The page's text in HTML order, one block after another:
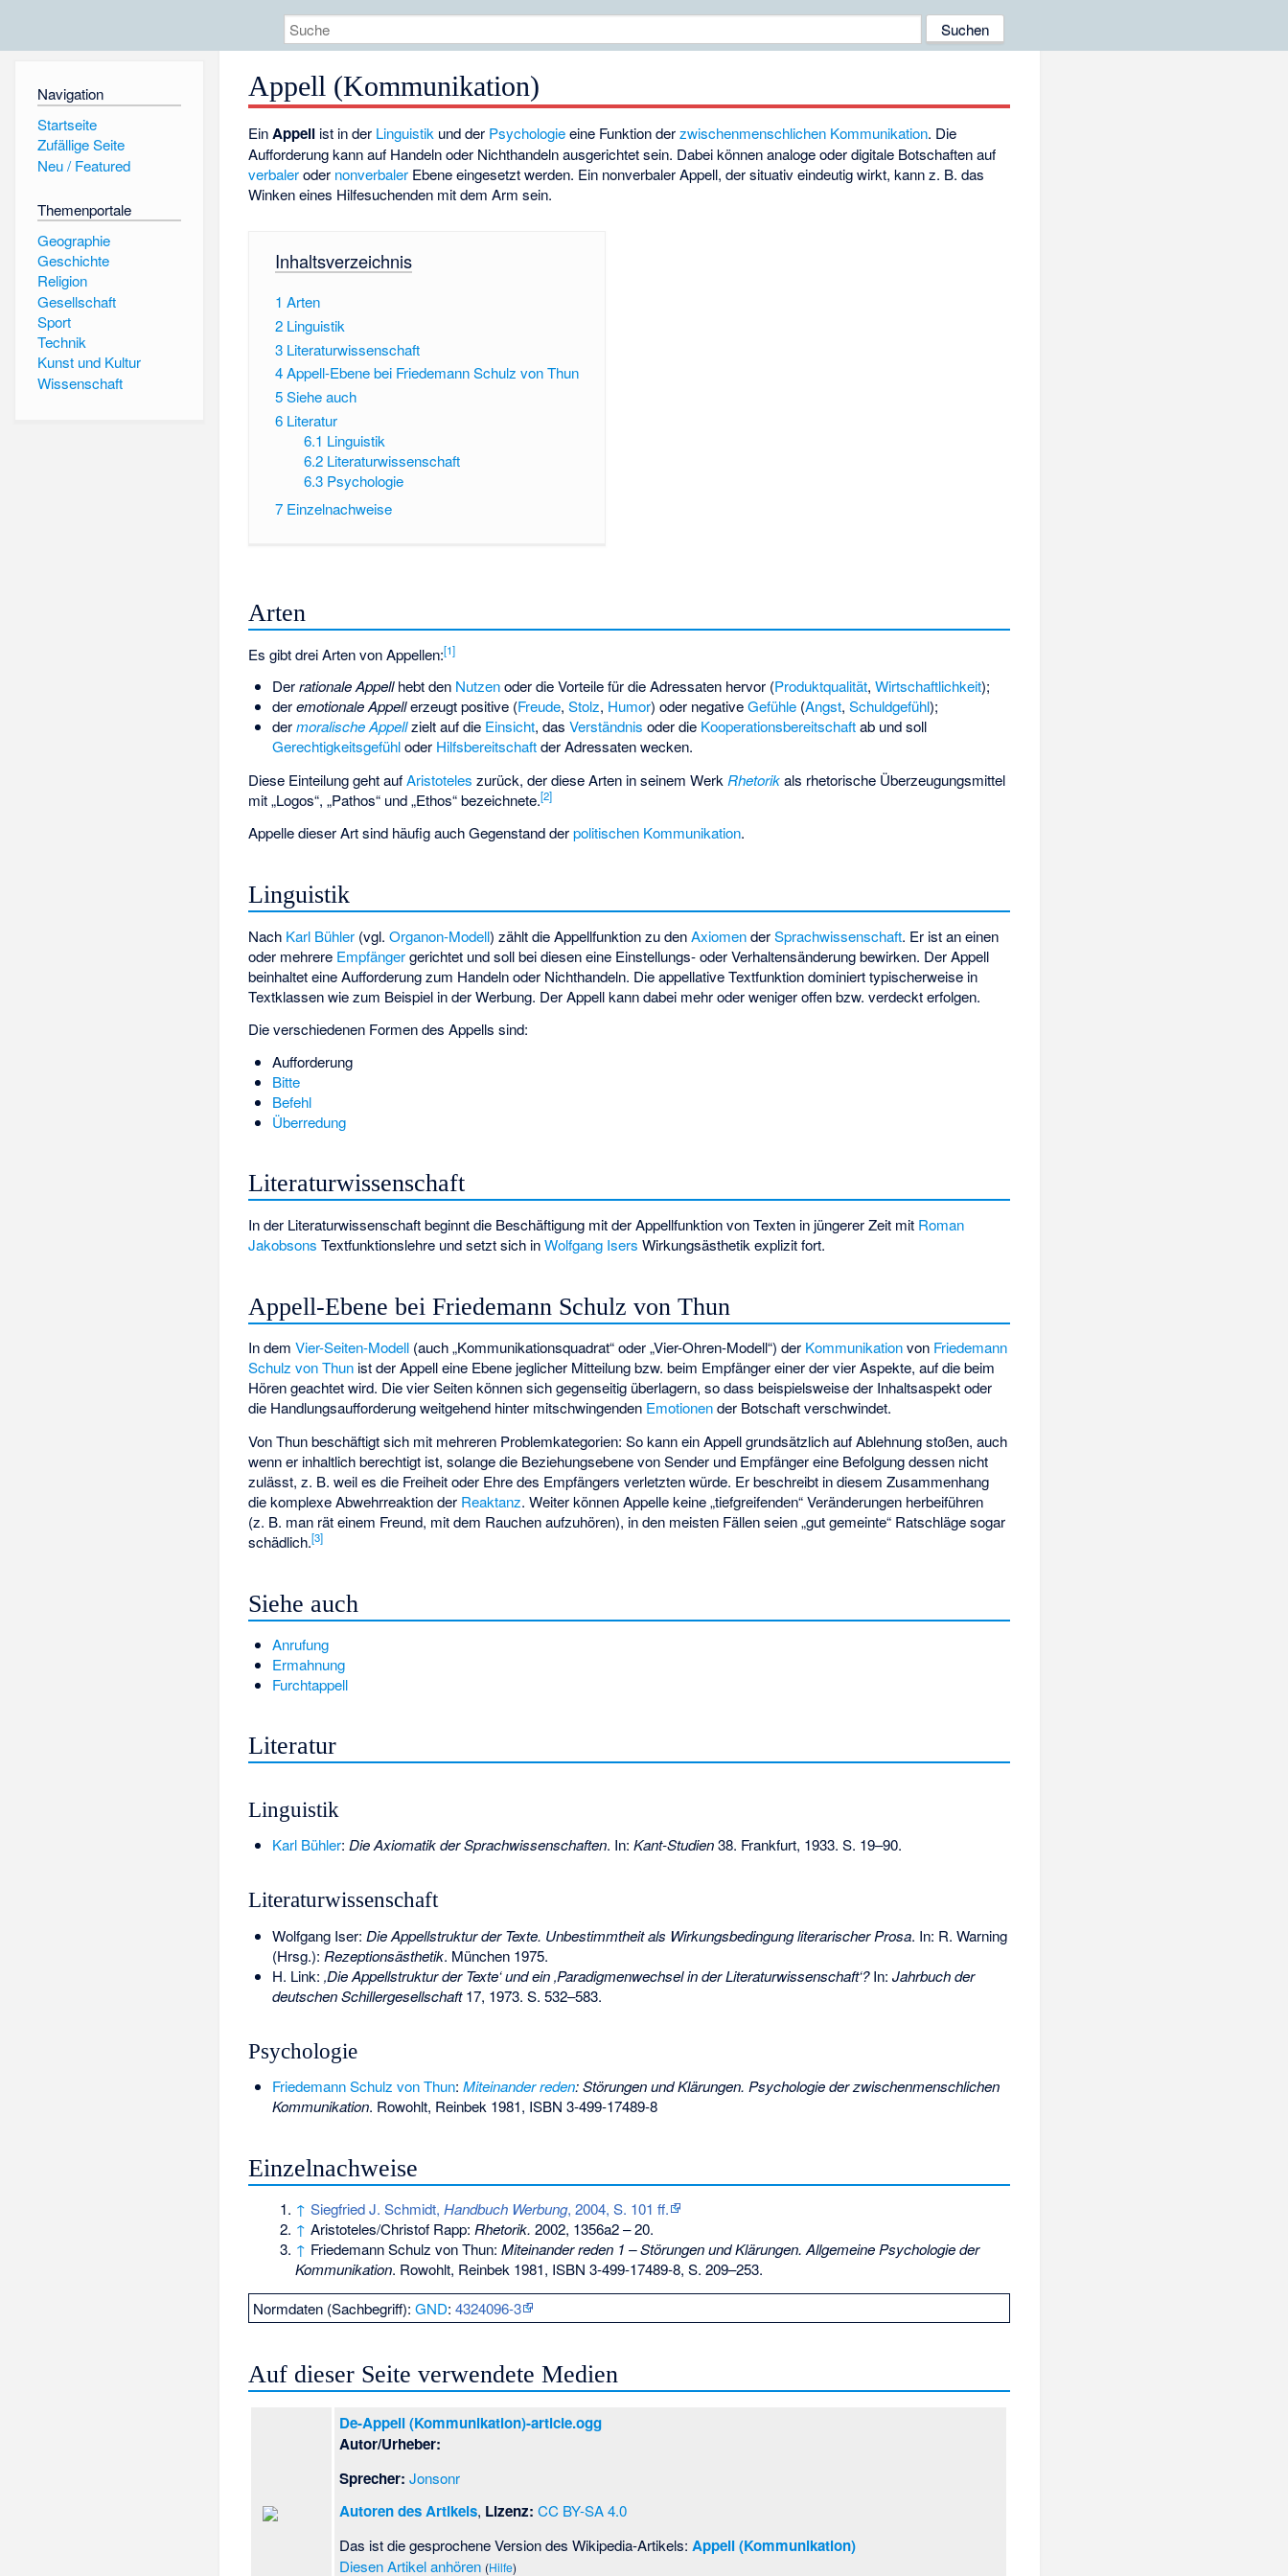
Navigation
Startseite
Zufällige Seite
Neu / Featured
Themenportale
Geographie
Geschichte
Religion
Gesellschaft
Sport
Technik
Kunst und Kultur
Wissenschaft
Appell (Kommunikation)
EinAppell ist in der Linguistik und der Psychologieeine Funktion derzwischenmenschlichen Kommunikation. Die
Aufforderung kann auf Handeln oder Nichthandeln ausgerichtet sein. Dabei können analoge oder digitale Botschaften auf
verbaleroder nonverbaler Ebene eingesetzt werden. Ein nonverbaler Appell, der situativ eindeutig wirkt, kann z. B. das
Winken eines Hilfesuchenden mit dem Arm sein.
Inhaltsverzeichnis
1 Arten
2 Linguistik
3 Literaturwissenschaft
4Appell-Ebene bei Friedemann Schulz von Thun
5Siehe auch
6 Literatur
6.1 Linguistik
6.2 Literaturwissenschaft
6.3 Psychologie
7 Einzelnachweise
Arten
Es gibt drei Arten von Appellen:[1]
Derrationale Appellhebt den Nutzenoder die Vorteile für die Adressaten hervor (Produktqualität, Wirtschaftlichkeit);
deremotionale Appellerzeugt positive (Freude, Stolz, Humor) oder negativeGefühle(Angst, Schuldgefühl);
dermoralische Appellzielt auf die Einsicht, das Verständnis oder die Kooperationsbereitschaftab und soll
Gerechtigkeitsgefühloder Hilfsbereitschaftder Adressaten wecken.
Diese Einteilung geht aufAristoteles zurück, der diese Arten in seinem Werk Rhetorikals rhetorische Überzeugungsmittel
mit „Logos“, „Pathos“ und „Ethos“ bezeichnete.[2]
Appelle dieser Art sind häufig auch Gegenstand derpolitischen Kommunikation.
Linguistik
Nach Karl Bühler (vgl.Organon-Modell) zählt die Appellfunktion zu denAxiomenderSprachwissenschaft. Er ist an einen
oder mehrere Empfängergerichtet und soll bei diesen eine Einstellungs- oder Verhaltensänderung bewirken. Der Appell
beinhaltet eine Aufforderung zum Handeln oder Nichthandeln. Die appellative Textfunktion dominiert typischerweise in
Textklassen wie zum Beispiel in der Werbung. Der Appell kann dabei mehr oder weniger offen bzw. verdeckt erfolgen.
Die verschiedenen Formen des Appells sind:
Aufforderung
Bitte
Befehl
Überredung
Literaturwissenschaft
In der Literaturwissenschaft beginnt die Beschäftigung mit der Appellfunktion von Texten in jüngerer Zeit mit Roman
Jakobsons Textfunktionslehre und setzt sich inWolfgang Isers Wirkungsästhetik explizit fort.
Appell-Ebene bei Friedemann Schulz von Thun
In demVier-Seiten-Modell (auch „Kommunikationsquadrat“ oder „Vier-Ohren-Modell“) der Kommunikationvon Friedemann
Schulz von Thun ist der Appell eine Ebene jeglicher Mitteilung bzw. beim Empfänger einer der vier Aspekte, auf die beim
Hören geachtet wird. Die vier Seiten können sich gegenseitig überlagern, so dass beispielsweise der Inhaltsaspekt oder
die Handlungsaufforderung weitgehend hinter mitschwingenden Emotionender Botschaft verschwindet.
Von Thun beschäftigt sich mit mehreren Problemkategorien: So kann ein Appell grundsätzlich auf Ablehnung stoßen, auch
wenn er inhaltlich berechtigt ist, solange die Beziehungsebene von Sender und Empfänger eine Befolgung dessen nicht
zulässt, z. B. weil es die Freiheit oder Ehre des Empfängers verletzten würde. Er beschreibt in diesem Zusammenhang
die komplexe Abwehrreaktion der Reaktanz. Weiter können Appelle keine „tiefgreifenden“ Veränderungen herbeiführen
(z. B. man rät einem Freund, mit dem Rauchen aufzuhören), in den meisten Fällen seien „gut gemeinte“ Ratschläge sogar
schädlich.[3]
Siehe auch
Anrufung
Ermahnung
Furchtappell
Literatur
Linguistik
Karl Bühler: Die Axiomatik der Sprachwissenschaften. In: Kant-Studien38. Frankfurt, 1933. S. 19–90.
Literaturwissenschaft
Wolfgang Iser: Die Appellstruktur der Texte. Unbestimmtheit als Wirkungsbedingung literarischer Prosa. In: R. Warning
(Hrsg.): Rezeptionsästhetik. München 1975.
H. Link: ‚Die Appellstruktur der Texte‘ und ein ‚Paradigmenwechsel in der Literaturwissenschaft‘?In: Jahrbuch der
deutschen Schillergesellschaft17, 1973. S. 532–583.
Psychologie
Friedemann Schulz von Thun: Miteinander reden: Störungen und Klärungen. Psychologie der zwischenmenschlichen
Kommunikation. Rowohlt, Reinbek 1981, ISBN 3-499-17489-8
Einzelnachweise
↑ Siegfried J. Schmidt, Handbuch Werbung, 2004, S. 101 ff.
↑ Aristoteles/Christof Rapp: Rhetorik. 2002, 1356a2 – 20.
↑ Friedemann Schulz von Thun: Miteinander reden 1 – Störungen und Klärungen. Allgemeine Psychologie der
Kommunikation. Rowohlt, Reinbek 1981, ISBN 3-499-17489-8, S. 209–253.
Normdaten (Sachbegriff):GND:4324096-3
Auf dieser Seite verwendete Medien
De-Appell (Kommunikation)-article.ogg
Autor/Urheber:
Sprecher: Jonsonr
Autoren des Artikels, Lizenz: CC BY-SA 4.0
Das ist die gesprochene Version des Wikipedia-Artikels: Appell (Kommunikation)
Diesen Artikel anhören (Hilfe)